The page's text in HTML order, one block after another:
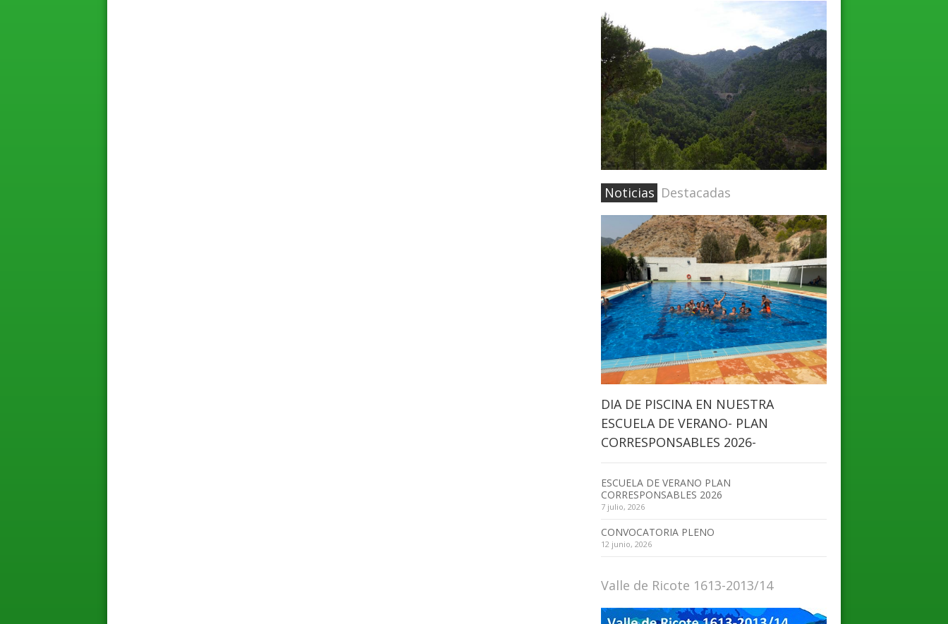
Noticias Destacadas
DIA DE PISCINA EN NUESTRA
ESCUELA DE VERANO- PLAN
CORRESPONSABLES 2026-
ESCUELA DE VERANO PLAN
CORRESPONSABLES 2026
7 julio, 2026
CONVOCATORIA PLENO
12 junio, 2026
Valle de Ricote 1613-2013/14